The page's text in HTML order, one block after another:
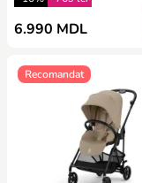
6.990 MDL
Recomandat